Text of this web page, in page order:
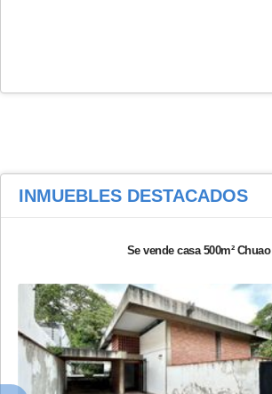
INMUEBLES DESTACADOS
Se vende casa 500m² Chuao